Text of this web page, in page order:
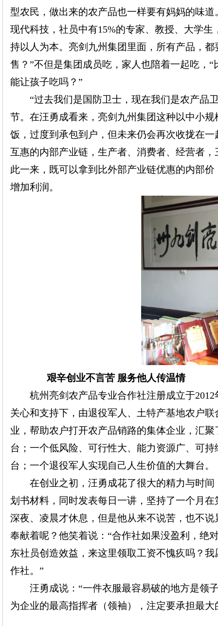
型农民，做出来的农产品也一样要有妈妈的味
现代科技，社员中有15%的专家、教授、大学
持以人为本。亮剑九州集团里面，所有产品，
售？”不但是集团成员吃，家人也陪着一起吃，“
能让孩子吃吗？”
“过去我们是国防卫士，现在我们是农产品
节。在汪勇成看来，亮剑九州集团这种以中小
饭，过度到承包到户，但未来仍会再次收拢在
互惠的内部产业链，生产者、消费者、经营者
此一来，既可以拿到比外部产业链优惠的内部
增加利润。
艰辛创业不言苦 服务他人传温情
杭州 亮剑农产品专业合作社注册成立于
关心和支持下，由退役军人、土特产基地农户
业，帮助农户打开农产品销路的集体企业，汇
台；一个低风险、可行性大、能力资源广、可
台；一个退役军人实现自己人生价值的大舞台。
在创业之初，汪勇成花了很大的精力与时间
划书材料，同时发表每日一讲，坚持了一个月
深夜、凌晨才休息，但是他从来不说苦，也不
奉献着呢？他笑着说： “合作社如果没盈利 ， 绝
东社员创造效益，来这里领取工资不愧疚吗？
作社。 ”
汪勇成说： “一件衣服最容易破的地方是领
为企业的最高指挥者（领袖），注定要承担最